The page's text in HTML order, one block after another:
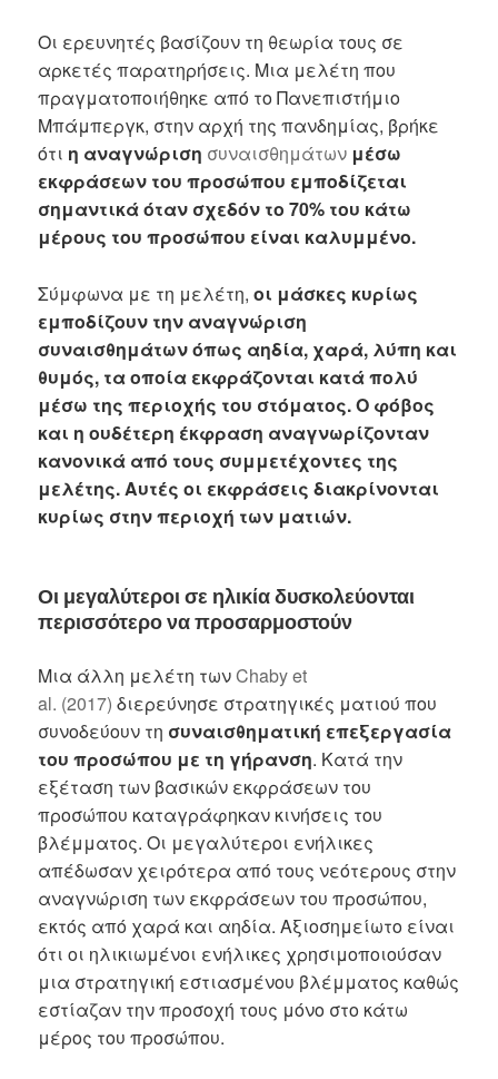
Οι ερευνητές βασίζουν τη θεωρία τους σε
αρκετές παρατηρήσεις. Μια μελέτη που
πραγματοποιήθηκε από το Πανεπιστήμιο
Μπάμπεργκ, στην αρχή της πανδημίας, βρήκε
ότι η αναγνώριση συναισθημάτων μέσω
εκφράσεων του προσώπου εμποδίζεται
σημαντικά όταν σχεδόν το 70% του κάτω
μέρους του προσώπου είναι καλυμμένο.
Σύμφωνα με τη μελέτη,οι μάσκες κυρίως
εμποδίζουν την αναγνώριση
συναισθημάτων όπως αηδία, χαρά, λύπη και
θυμός, τα οποία εκφράζονται κατά πολύ
μέσω της περιοχής του στόματος. Ο φόβος
και η ουδέτερη έκφραση αναγνωρίζονταν
κανονικά από τους συμμετέχοντες της
μελέτης. Αυτές οι εκφράσεις διακρίνονται
κυρίως στην περιοχή των ματιών.
Οι μεγαλύτεροι σε ηλικία δυσκολεύονται
περισσότερο να προσαρμοστούν
Μια άλλη μελέτη τωνChaby et
al. (2017) διερεύνησε στρατηγικές ματιού που
συνοδεύουν τη συναισθηματική επεξεργασία
του προσώπου με τη γήρανση. Κατά την
εξέταση των βασικών εκφράσεων του
προσώπου καταγράφηκαν κινήσεις του
βλέμματος. Οι μεγαλύτεροι ενήλικες
απέδωσαν χειρότερα από τους νεότερους στην
αναγνώριση των εκφράσεων του προσώπου,
εκτός από χαρά και αηδία. Αξιοσημείωτο είναι
ότι οι ηλικιωμένοι ενήλικες χρησιμοποιούσαν
μια στρατηγική εστιασμένου βλέμματος καθώς
εστίαζαν την προσοχή τους μόνο στο κάτω
μέρος του προσώπου.